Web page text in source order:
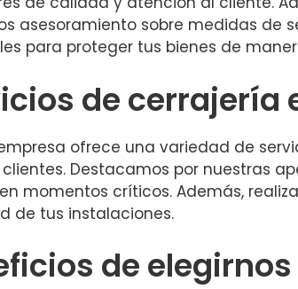
asesoramiento sobre medidas de
para proteger tus bienes de
de cerrajería
ofrece una variedad de
Destacamos por nuestras
momentos críticos. Además,
de tus instalaciones.
de elegirnos